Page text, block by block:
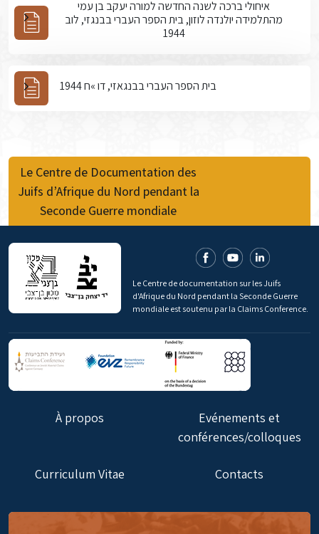
איחולי ברכה לשנה החדשה למורה יעקב בן עמי
מהתלמידה יולנדה לוזון, בית הספר העברי בבנגזי, לוב
1944
בית הספר העברי בבנגאזי, דו »ח 1944
Le Centre de Documentation des
Juifs d’Afrique du Nord pendant la
Seconde Guerre mondiale
Le Centre de documentation sur les Juifs
d'Afrique du Nord pendant la Seconde Guerre
mondiale est soutenu par la Claims Conference.
À propos
Evénements et
conférences/colloques
Curriculum Vitae Contacts